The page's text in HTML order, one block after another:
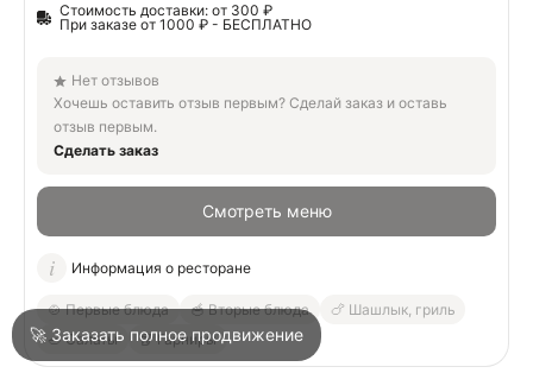
Написать в техподдержку
Стоимость доставки: от 300 ₽
При заказе от 1000 ₽ - БЕСПЛАТНО
Нет отзывов
Хочешь оставить отзыв первым? Сделай заказ и оставь
отзыв первым.
Сделать заказ
Смотреть меню
🍲 Первые блюда 🥣 Вторые блюда
🍗 Шашлык, гриль
🥗 Салаты
🥡 Гарниры
Информация о ресторане
🚀 Заказать полное продвижение